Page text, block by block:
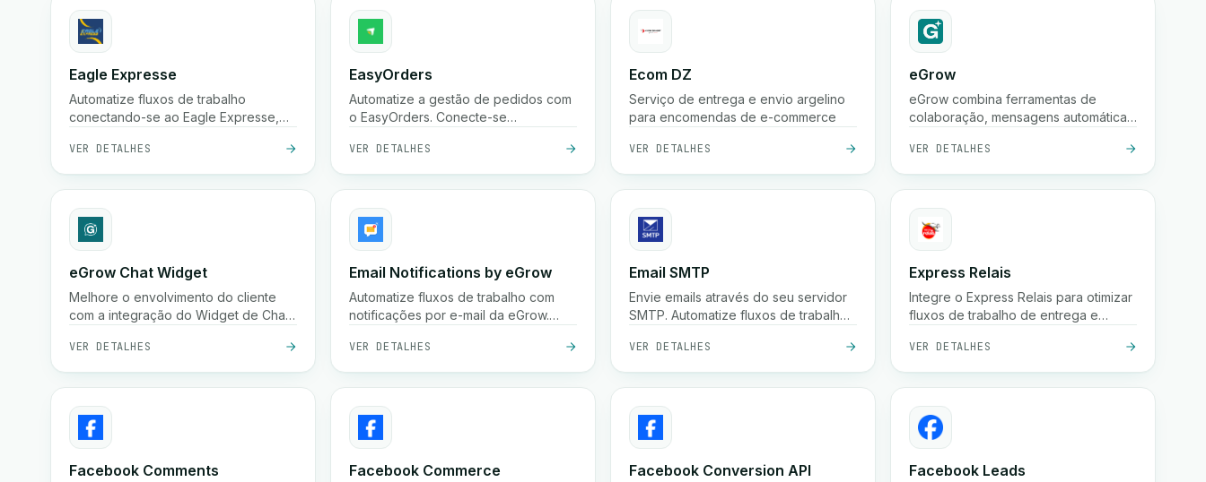
cidades em Marrocos.
Eagle Expresse
Automatize fluxos de trabalho
conectando-se ao Eagle Expresse,
terceiros.
VER DETALHES
EasyOrders
Automatize a gestão de pedidos com
o EasyOrders. Conecte-se
fluxos de trabalho de processamento
de pedidos.
VER DETALHES
Ecom DZ
Serviço de entrega e envio argelino
para encomendas de e-commerce
VER DETALHES
eGrow
eGrow combina ferramentas de
colaboração, mensagens automáticas
poderosos em uma única plataforma
integrada, ajudando empresas de
comércio eletrônico a crescer,
envolver clientes e gerir operações
de forma contínua.
VER DETALHES
eGrow Chat Widget
Melhore o envolvimento do cliente
com a integração do Widget de Chat
VER DETALHES
Email Notifications by eGrow
Automatize fluxos de trabalho com
notificações por e-mail da eGrow.
mail personalizados com base em
gatilhos.
VER DETALHES
Email SMTP
Envie emails através do seu servidor
SMTP. Automatize fluxos de trabalho
VER DETALHES
Express Relais
Integre o Express Relais para otimizar
fluxos de trabalho de entrega e
esta poderosa integração.
VER DETALHES
Facebook Comments Facebook Commerce
Facebook Conversion API
Facebook Leads